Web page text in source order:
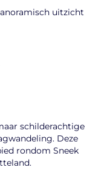
uitzicht
schilderachtige
Deze
rondom Sneek